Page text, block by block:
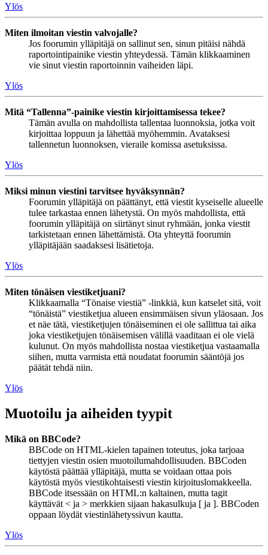
Ylös
Miten ilmoitan viestin valvojalle?
Jos foorumin ylläpitäjä on sallinut sen, sinun pitäisi nähdä
raportointipainike viestin yhteydessä. Tämän klikkaaminen
vie sinut viestin raportoinnin vaiheiden läpi.
Ylös
Mitä “Tallenna”-painike viestin kirjoittamisessa tekee?
Tämän avulla on mahdollista tallentaa luonnoksia, jotka voit
kirjoittaa loppuun ja lähettää myöhemmin. Avataksesi
tallennetun luonnoksen, vieraile komissa asetuksissa.
Ylös
Miksi minun viestini tarvitsee hyväksynnän?
Foorumin ylläpitäjä on päättänyt, että viestit kyseiselle alueelle
tulee tarkastaa ennen lähetystä. On myös mahdollista, että
foorumin ylläpitäjä on siirtänyt sinut ryhmään, jonka viestit
tarkistetaan ennen lähettämistä. Ota yhteyttä foorumin
ylläpitäjään saadaksesi lisätietoja.
Ylös
Miten tönäisen viestiketjuani?
Klikkaamalla “Tönaise viestiä” -linkkiä, kun katselet sitä, voit
“tönäistä” viestiketjua alueen ensimmäisen sivun yläosaan. Jos
et näe tätä, viestiketjujen tönäiseminen ei ole sallittua tai aika
joka viestiketjujen tönäisemisen välillä vaaditaan ei ole vielä
kulunut. On myös mahdollista nostaa viestiketjua vastaamalla
siihen, mutta varmista että noudatat foorumin sääntöjä jos
päätät tehdä niin.
Ylös
Muotoilu ja aiheiden tyypit
Mikä on BBCode?
BBCode on HTML-kielen tapainen toteutus, joka tarjoaa
tiettyjen viestin osien muotoilumahdollisuuden. BBCoden
käytöstä päättää ylläpitäjä, mutta se voidaan ottaa pois
käytöstä myös viestikohtaisesti viestin kirjoituslomakkeella.
BBCode itsessään on HTML:n kaltainen, mutta tagit
käyttävät < ja > merkkien sijaan hakasulkuja [ ja ]. BBCoden
oppaan löydät viestinlähetyssivun kautta.
Ylös